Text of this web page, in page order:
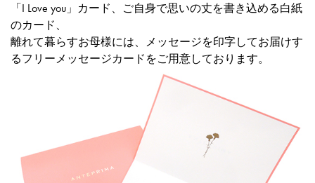
「I Love you」カード、ご自身で思いの丈を書き込める白紙
のカード、
離れて暮らすお母様には、メッセージを印字してお届けす
るフリーメッセージカードをご用意しております。